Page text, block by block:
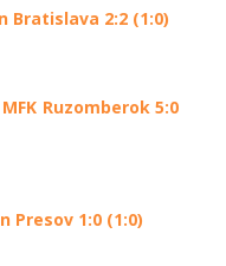
Bratislava 2:2 (1:0)
Ruzomberok 5:0
Presov 1:0 (1:0)